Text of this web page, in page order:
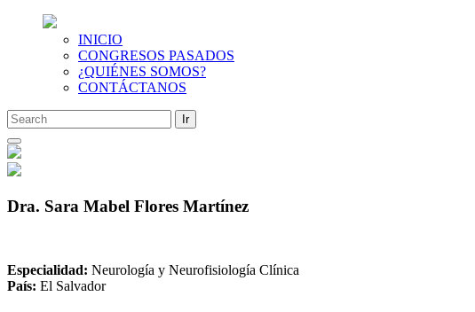
INICIO
CONGRESOS PASADOS
¿QUIÉNES SOMOS?
CONTÁCTANOS
Saltar
al
contenido
Dra. Sara Mabel Flores Martínez
Especialidad: Neurología y Neurofisiología Clínica
País: El Salvador